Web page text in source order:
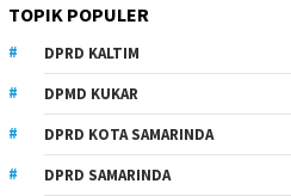
TOPIK POPULER
DPRD KALTIM
DPMD KUKAR
DPRD KOTA SAMARINDA
DPRD SAMARINDA